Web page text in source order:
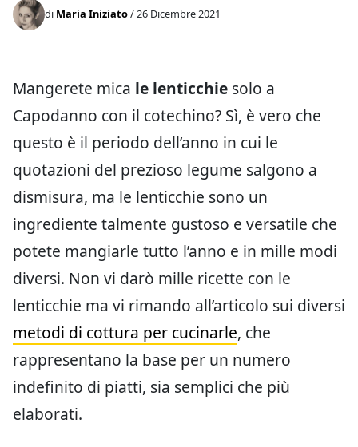
di Maria Iniziato/ 26 Dicembre 2021
Mangerete mica le lenticchie solo a
Capodanno con il cotechino? Sì, è vero che
questo è il periodo dell’anno in cui le
quotazioni del prezioso legume salgono a
dismisura, ma le lenticchie sono un
ingrediente talmente gustoso e versatile che
potete mangiarle tutto l’anno e in mille modi
diversi. Non vi darò mille ricette con le
lenticchie ma vi rimando all’articolo sui diversi
metodi di cottura per cucinarle, che
rappresentano la base per un numero
indefinito di piatti, sia semplici che più
elaborati.